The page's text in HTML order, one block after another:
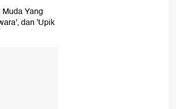
Yang
dan 'Upik